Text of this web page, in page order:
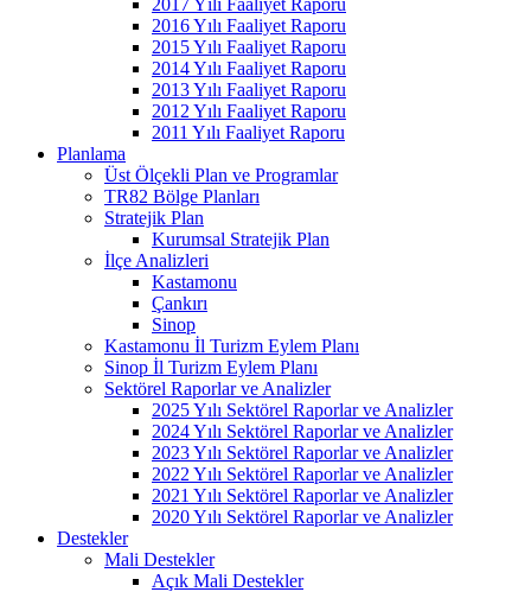
2017 Yılı Faaliyet Raporu
2016 Yılı Faaliyet Raporu
2015 Yılı Faaliyet Raporu
2014 Yılı Faaliyet Raporu
2013 Yılı Faaliyet Raporu
2012 Yılı Faaliyet Raporu
2011 Yılı Faaliyet Raporu
Planlama
Üst Ölçekli Plan ve Programlar
TR82 Bölge Planları
Stratejik Plan
Kurumsal Stratejik Plan
İlçe Analizleri
Kastamonu
Çankırı
Sinop
Kastamonu İl Turizm Eylem Planı
Sinop İl Turizm Eylem Planı
Sektörel Raporlar ve Analizler
2025 Yılı Sektörel Raporlar ve Analizler
2024 Yılı Sektörel Raporlar ve Analizler
2023 Yılı Sektörel Raporlar ve Analizler
2022 Yılı Sektörel Raporlar ve Analizler
2021 Yılı Sektörel Raporlar ve Analizler
2020 Yılı Sektörel Raporlar ve Analizler
Destekler
Mali Destekler
Açık Mali Destekler